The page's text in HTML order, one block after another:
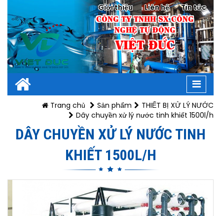
CÔNG TY TNHH SX CÔNG
NGHỆ TỰ ĐỘNG
VIỆT ĐỨC
Giới thiệu Liên hệ Tin tức
Trang chủ Sản phẩm
THIẾT BỊ XỬ LÝ NƯỚC
Dây chuyền xử lý nước tinh khiết 1500l/h
DÂY CHUYỀN XỬ LÝ NƯỚC TINH
KHIẾT 1500L/H